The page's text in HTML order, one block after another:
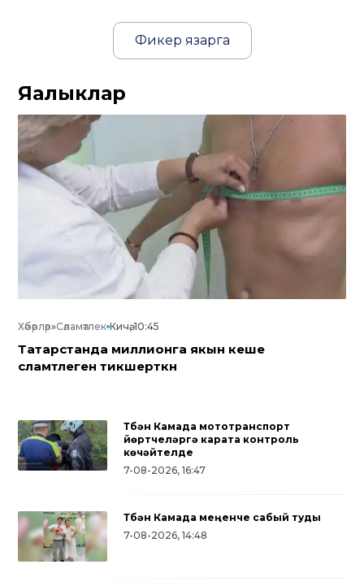
Фикер язарга
Яңалыклар
Хәбәрләр»Сәламәтлек Кичә, 10:45
Татарстанда миллионга якын кеше
сәламәтлеген тикшерткән
Түбән Камада мототранспорт
йөртүчеләргә карата контроль
көчәйтелде
7-08-2026, 16:47
Түбән Камада меңенче сабый туды
7-08-2026, 14:48